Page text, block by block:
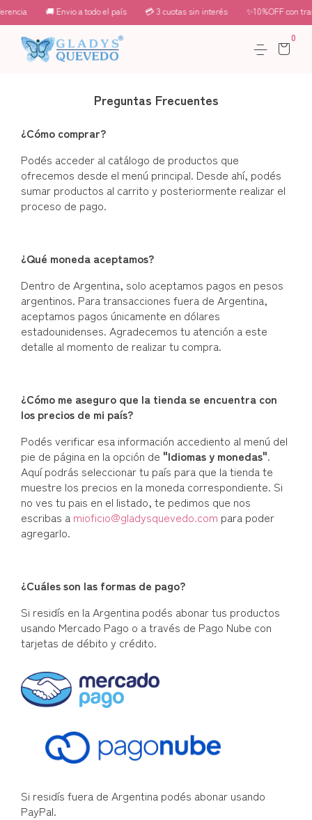
🚚 Envio a todo el país 💳 3 cuotas sin interés ✨10%OFF con
0
Preguntas Frecuentes
¿Cómo comprar?
Podés acceder al catálogo de productos que
ofrecemos desde el menú principal. Desde ahí, podés
sumar productos al carrito y posteriormente realizar el
proceso de pago.
¿Qué moneda aceptamos?
Dentro de Argentina, solo aceptamos pagos en pesos
argentinos. Para transacciones fuera de Argentina,
aceptamos pagos únicamente en dólares
estadounidenses. Agradecemos tu atención a este
detalle al momento de realizar tu compra.
¿Cómo me aseguro que la tienda se encuentra con
los precios de mi país?
Podés verificar esa información accediento al menú del
pie de página en la opción de "Idiomas y monedas".
Aquí podrás seleccionar tu país para que la tienda te
muestre los precios en la moneda correspondiente. Si
no ves tu pais en el listado, te pedimos que nos
escribas a mioficio@gladysquevedo.com para poder
agregarlo.
¿Cuáles son las formas de pago?
Si residís en la Argentina podés abonar tus productos
usando Mercado Pago o a través de Pago Nube con
tarjetas de débito y crédito.
Si residís fuera de Argentina podés abonar usando
PayPal.